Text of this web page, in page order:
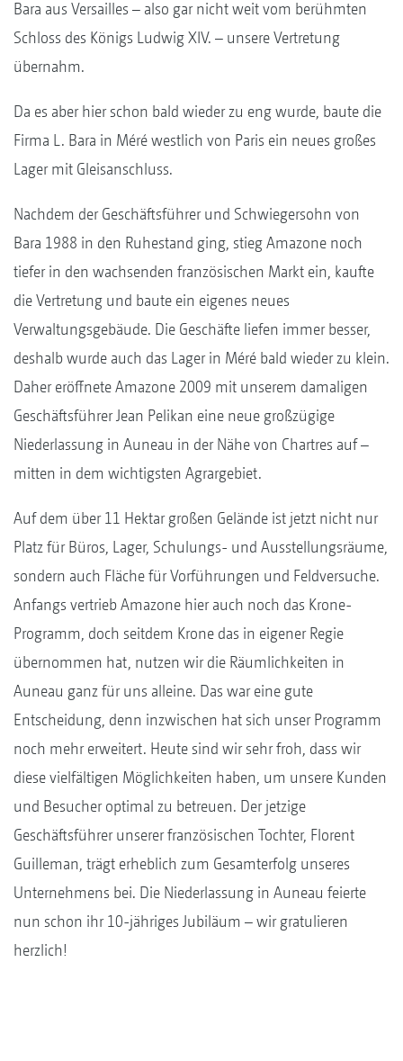
Bara aus Versailles – also gar nicht weit vom berühmten
Schloss des Königs Ludwig XIV. – unsere Vertretung
übernahm.
Da es aber hier schon bald wieder zu eng wurde, baute die
Firma L. Bara in Méré westlich von Paris ein neues großes
Lager mit Gleisanschluss.
Nachdem der Geschäftsführer und Schwiegersohn von
Bara 1988 in den Ruhestand ging, stieg Amazone noch
tiefer in den wachsenden französischen Markt ein, kaufte
die Vertretung und baute ein eigenes neues
Verwaltungsgebäude. Die Geschäfte liefen immer besser,
deshalb wurde auch das Lager in Méré bald wieder zu klein.
Daher eröffnete Amazone 2009 mit unserem damaligen
Geschäftsführer Jean Pelikan eine neue großzügige
Niederlassung in Auneau in der Nähe von Chartres auf –
mitten in dem wichtigsten Agrargebiet.
Auf dem über 11 Hektar großen Gelände ist jetzt nicht nur
Platz für Büros, Lager, Schulungs- und Ausstellungsräume,
sondern auch Fläche für Vorführungen und Feldversuche.
Anfangs vertrieb Amazone hier auch noch das Krone-
Programm, doch seitdem Krone das in eigener Regie
übernommen hat, nutzen wir die Räumlichkeiten in
Auneau ganz für uns alleine. Das war eine gute
Entscheidung, denn inzwischen hat sich unser Programm
noch mehr erweitert. Heute sind wir sehr froh, dass wir
diese vielfältigen Möglichkeiten haben, um unsere Kunden
und Besucher optimal zu betreuen. Der jetzige
Geschäftsführer unserer französischen Tochter, Florent
Guilleman, trägt erheblich zum Gesamterfolg unseres
Unternehmens bei. Die Niederlassung in Auneau feierte
nun schon ihr 10-jähriges Jubiläum – wir gratulieren
herzlich!